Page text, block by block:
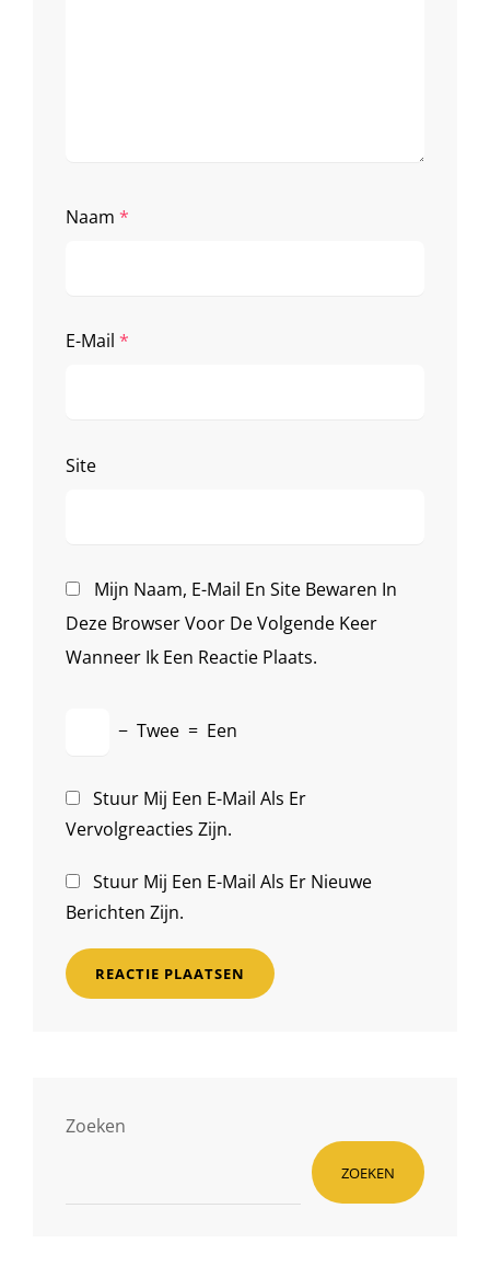
Naam *
E-Mail *
Site
Mijn Naam, E-Mail En Site Bewaren In
Deze Browser Voor De Volgende Keer
Wanneer Ik Een Reactie Plaats.
− Twee = Een
Stuur Mij Een E-Mail Als Er
Vervolgreacties Zijn.
Stuur Mij Een E-Mail Als Er Nieuwe
Berichten Zijn.
Zoeken
ZOEKEN